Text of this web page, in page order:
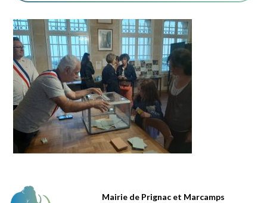
Mairie de Prignac et Marcamps